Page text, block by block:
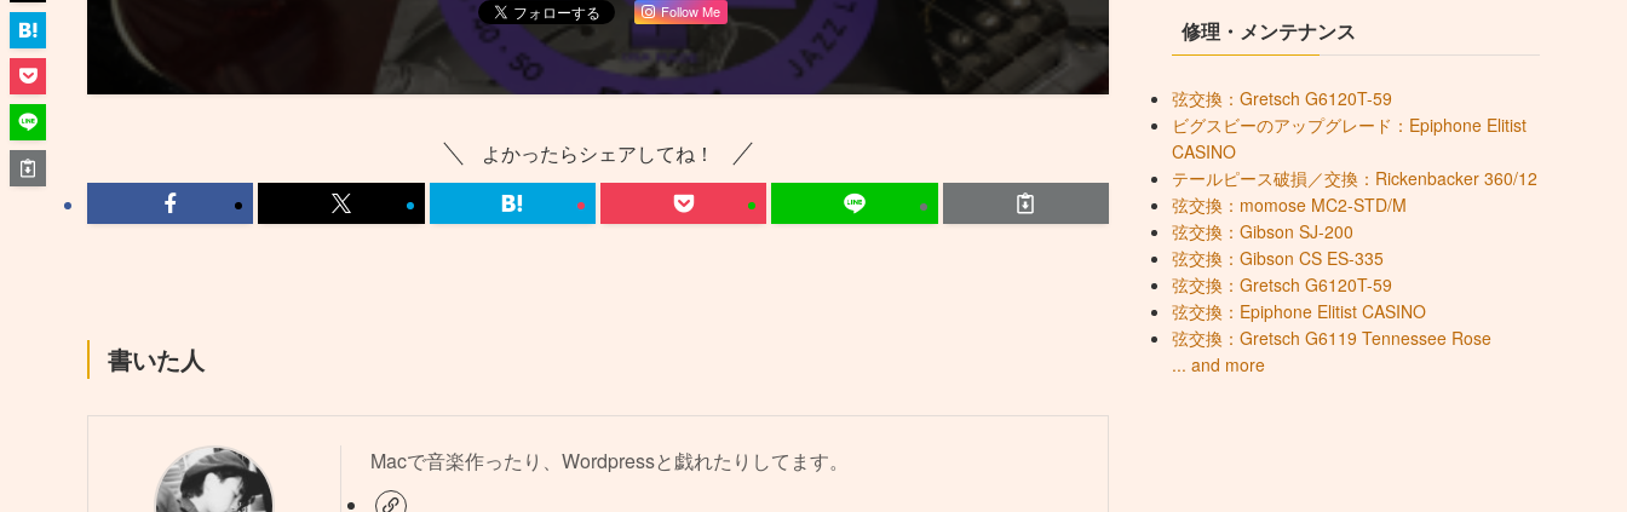
Follow Me
よかったらシェアしてね！
書いた人
Macで音楽作ったり、Wordpressと戯れたりしてます。
修理・メンテナンス
弦交換：Gretsch G6120T-59
ビグスビーのアップグレード：Epiphone Elitist
CASINO
テールピース破損／交換：Rickenbacker 360/12
弦交換：momose MC2-STD/M
弦交換：Gibson SJ-200
弦交換：Gibson CS ES-335
弦交換：Gretsch G6120T-59
弦交換：Epiphone Elitist CASINO
弦交換：Gretsch G6119 Tennessee Rose
... and more